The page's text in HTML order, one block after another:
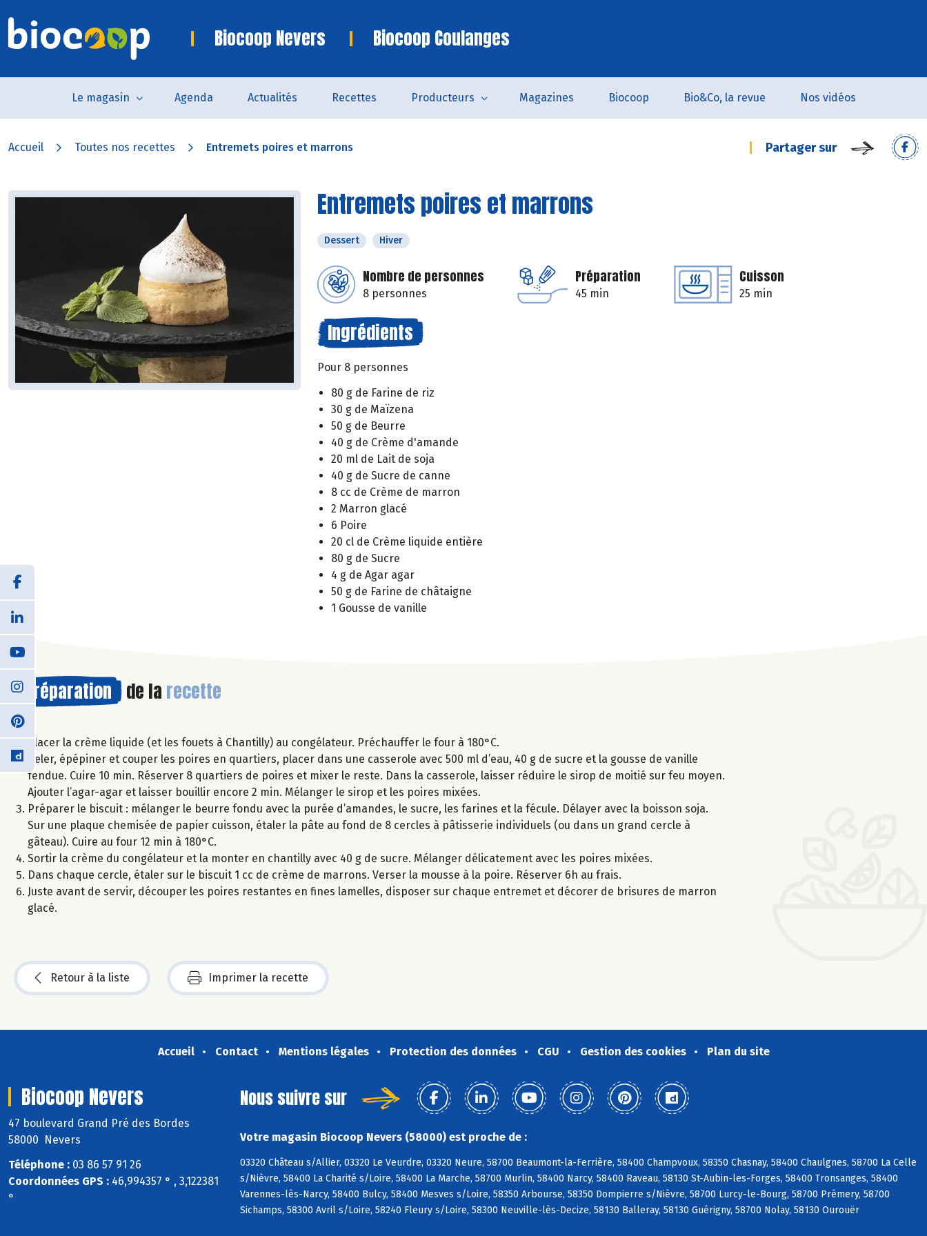
Biocoop Nevers Biocoop Coulanges
Le magasin Agenda Actualités Recettes Producteurs Magazines Biocoop Bio&Co, la revue Nos vidéos
Accueil Toutes nos recettes Entremets poires et marrons Partager sur
Entremets poires et marrons
Dessert Hiver
Nombre de personnes
8 personnes
Préparation
45 min
Cuisson
25 min
Ingrédients
Pour 8 personnes
80 g de Farine de riz
30 g de Maïzena
50 g de Beurre
40 g de Crème d'amande
20 ml de Lait de soja
40 g de Sucre de canne
8 cc de Crème de marron
2 Marron glacé
6 Poire
20 cl de Crème liquide entière
80 g de Sucre
4 g de Agar agar
50 g de Farine de châtaigne
1 Gousse de vanille
Préparation de la recette
Placer la crème liquide (et les fouets à Chantilly) au congélateur. Préchauffer le four à 180°C.
Peler, épépiner et couper les poires en quartiers, placer dans une casserole avec 500 ml d’eau, 40 g de sucre et la gousse de vanille
fendue. Cuire 10 min. Réserver 8 quartiers de poires et mixer le reste. Dans la casserole, laisser réduire le sirop de moitié sur feu moyen.
Ajouter l’agar-agar et laisser bouillir encore 2 min. Mélanger le sirop et les poires mixées.
Préparer le biscuit : mélanger le beurre fondu avec la purée d’amandes, le sucre, les farines et la fécule. Délayer avec la boisson soja.
Sur une plaque chemisée de papier cuisson, étaler la pâte au fond de 8 cercles à pâtisserie individuels (ou dans un grand cercle à
gâteau). Cuire au four 12 min à 180°C.
Sortir la crème du congélateur et la monter en chantilly avec 40 g de sucre. Mélanger délicatement avec les poires mixées.
Dans chaque cercle, étaler sur le biscuit 1 cc de crème de marrons. Verser la mousse à la poire. Réserver 6h au frais.
Juste avant de servir, découper les poires restantes en fines lamelles, disposer sur chaque entremet et décorer de brisures de marron
glacé.
Retour à la liste Imprimer la recette
Accueil Contact Mentions légales Protection des données CGU Gestion des cookies Plan du site
Biocoop Nevers
47 boulevard Grand Pré des Bordes
58000 Nevers
Téléphone : 03 86 57 91 26
Coordonnées GPS : 46,994357 ° , 3,122381
°
Nous suivre sur
Votre magasin Biocoop Nevers (58000) est proche de :
03320 Château s/Allier, 03320 Le Veurdre, 03320 Neure, 58700 Beaumont-la-Ferrière, 58400 Champvoux, 58350 Chasnay, 58400 Chaulgnes, 58700 La Celle
s/Nièvre, 58400 La Charité s/Loire, 58400 La Marche, 58700 Murlin, 58400 Narcy, 58400 Raveau, 58130 St-Aubin-les-Forges, 58400 Tronsanges, 58400
Varennes-lès-Narcy, 58400 Bulcy, 58400 Mesves s/Loire, 58350 Arbourse, 58350 Dompierre s/Nièvre, 58700 Lurcy-le-Bourg, 58700 Prémery, 58700
Sichamps, 58300 Avril s/Loire, 58240 Fleury s/Loire, 58300 Neuville-lès-Decize, 58130 Balleray, 58130 Guérigny, 58700 Nolay, 58130 Ourouër